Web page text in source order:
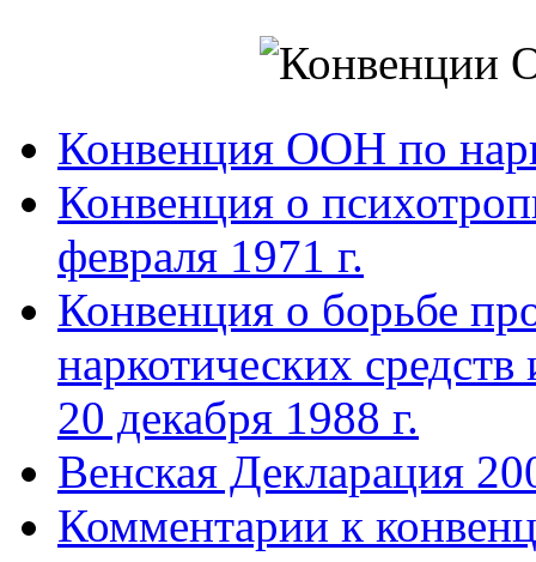
Конвенция ООН по
Конвенция о
февраля 1971 г.
Конвенция о борьбе
наркотических
20 декабря 1988 г.
Венская Декларация
Комментарии к